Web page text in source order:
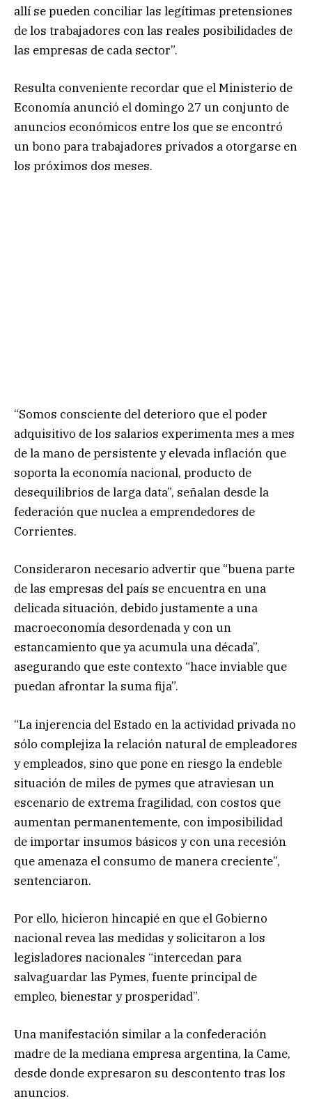
allí se pueden conciliar las legítimas pretensiones
de los trabajadores con las reales posibilidades de
las empresas de cada sector”.
Resulta conveniente recordar que el Ministerio de
Economía anunció el domingo 27 un conjunto de
anuncios económicos entre los que se encontró
un bono para trabajadores privados a otorgarse en
los próximos dos meses.
“Somos consciente del deterioro que el poder
adquisitivo de los salarios experimenta mes a mes
de la mano de persistente y elevada inflación que
soporta la economía nacional, producto de
desequilibrios de larga data”, señalan desde la
federación que nuclea a emprendedores de
Corrientes.
Consideraron necesario advertir que “buena parte
de las empresas del país se encuentra en una
delicada situación, debido justamente a una
macroeconomía desordenada y con un
estancamiento que ya acumula una década”,
asegurando que este contexto “hace inviable que
puedan afrontar la suma fija”.
“La injerencia del Estado en la actividad privada no
sólo complejiza la relación natural de empleadores
y empleados, sino que pone en riesgo la endeble
situación de miles de pymes que atraviesan un
escenario de extrema fragilidad, con costos que
aumentan permanentemente, con imposibilidad
de importar insumos básicos y con una recesión
que amenaza el consumo de manera creciente”,
sentenciaron.
Por ello, hicieron hincapié en que el Gobierno
nacional revea las medidas y solicitaron a los
legisladores nacionales “intercedan para
salvaguardar las Pymes, fuente principal de
empleo, bienestar y prosperidad”.
Una manifestación similar a la confederación
madre de la mediana empresa argentina, la Came,
desde donde expresaron su descontento tras los
anuncios.